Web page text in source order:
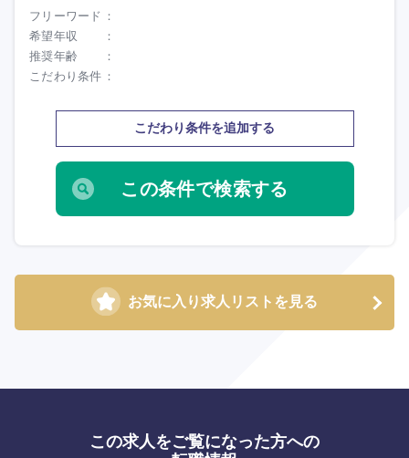
フリーワード
希望年収
推奨年齢
こだわり条件
こだわり条件を追加する
お気に入り求人リストを見る
この求人をご覧になった方への